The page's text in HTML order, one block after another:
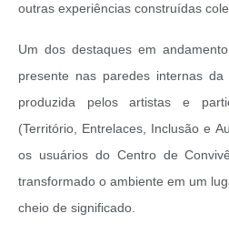
outras experiências construídas
Um dos destaques em
presente nas paredes internas
produzida pelos artistas e
(Território, Entrelaces, Inclusão e
os usuários do Centro de
transformado o ambiente em um
cheio de significado.